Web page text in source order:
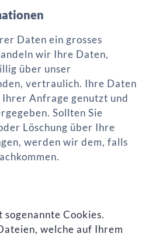
Daten ein grosses
wir Ihre Daten,
über unser
vertraulich. Ihre Daten
Anfrage genutzt und
Sollten Sie
Löschung über Ihre
werden wir dem, falls
Cookies.
welche auf Ihrem